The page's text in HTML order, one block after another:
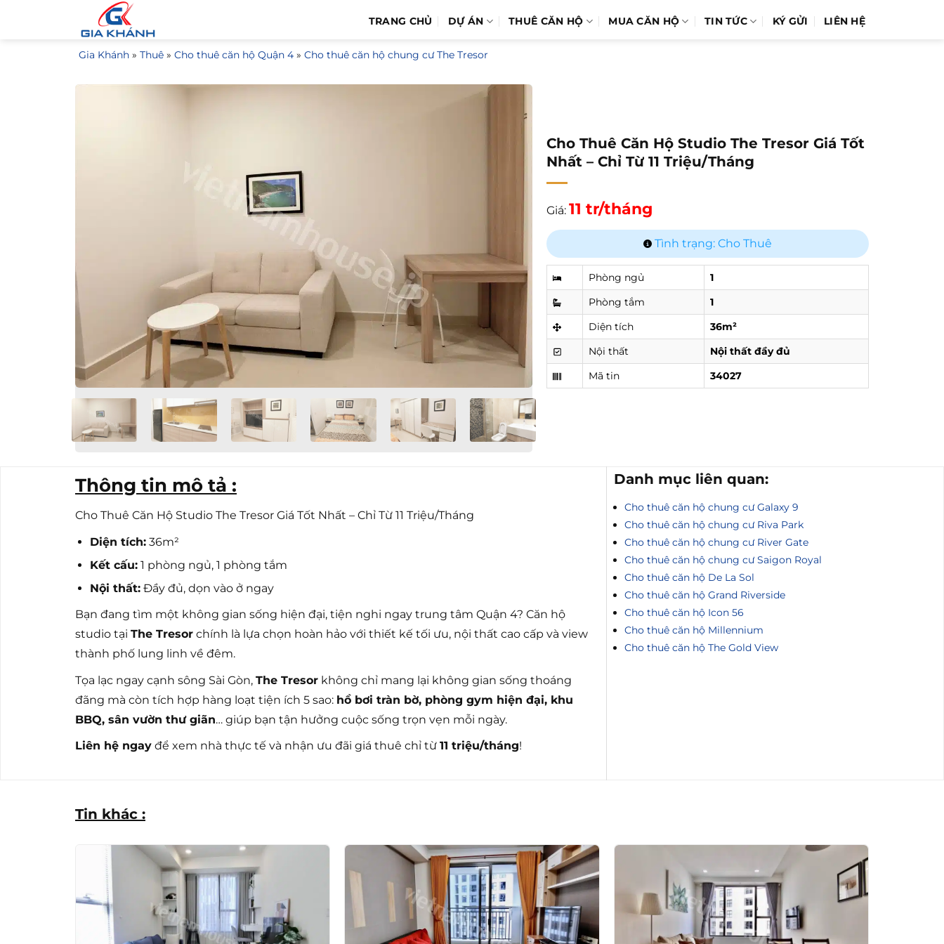
TRANG CHỦ DỰ ÁN THUÊ CĂN HỘ MUA CĂN HỘ TIN TỨC KÝ GỬI LIÊN HỆ
Gia Khánh » Thuê » Cho thuê căn hộ Quận 4 » Cho thuê căn hộ chung cư The Tresor
Cho Thuê Căn Hộ Studio The Tresor Giá Tốt
Nhất – Chỉ Từ 11 Triệu/Tháng
Giá: 11 tr/tháng
Tình trạng: Cho Thuê
Phòng ngủ
1
Phòng tắm
1
Diện tích
36m²
Nội thất
Nội thất đầy đủ
Mã tin
34027
Thông tin mô tả :
Cho Thuê Căn Hộ Studio The Tresor Giá Tốt Nhất – Chỉ Từ 11 Triệu/Tháng
Diện tích:36m²
Kết cấu:1 phòng ngủ, 1 phòng tắm
Nội thất:Đầy đủ, dọn vào ở ngay
Bạn đang tìm một không gian sống hiện đại, tiện nghi ngay trung tâm Quận 4? Căn hộ
studio tại The Tresor chính là lựa chọn hoàn hảo với thiết kế tối ưu, nội thất cao cấp và view
thành phố lung linh về đêm.
Tọa lạc ngay cạnh sông Sài Gòn, The Tresor không chỉ mang lại không gian sống thoáng
đãng mà còn tích hợp hàng loạt tiện ích 5 sao: hồ bơi tràn bờ, phòng gym hiện đại, khu
BBQ, sân vườn thư giãn… giúp bạn tận hưởng cuộc sống trọn vẹn mỗi ngày.
Liên hệ ngay để xem nhà thực tế và nhận ưu đãi giá thuê chỉ từ 11 triệu/tháng!
Danh mục liên quan:
Cho thuê căn hộ chung cư Galaxy 9
Cho thuê căn hộ chung cư Riva Park
Cho thuê căn hộ chung cư River Gate
Cho thuê căn hộ chung cư Saigon Royal
Cho thuê căn hộ De La Sol
Cho thuê căn hộ Grand Riverside
Cho thuê căn hộ Icon 56
Cho thuê căn hộ Millennium
Cho thuê căn hộ The Gold View
Tin khác :